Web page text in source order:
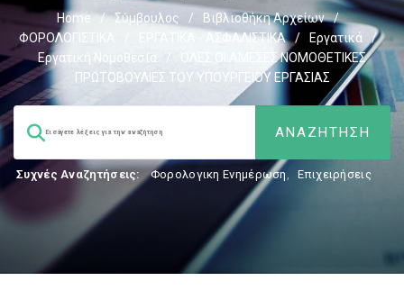
Home / Σύμβουλος / Βιβλιοθήκη Αρχείων
/
ΦΟΡΟΛΟΓΙΣΤΙΚΑ
ΕΡΓΑΤΙΚΑ - ΑΣΦΑΛΙΣΤΙΚΑ / Εργατικά
/
Εργατική Νομοθεσία
/
ΌΛΕΣ ΟΙ ΑΜΕΣΕΣ ΝΟΜΟΘΕΤΙΚΕΣ
ΠΡΩΤΟΒΟΥΛΙΕΣ ΤΟΥ ΥΠΟΥΡΓΕΙΟΥ ΕΡΓΑΣΙΑΣ
Συχνές Αναζητήσεις: Φορολογικη Ενημέρωση, Επιχειρήσεις